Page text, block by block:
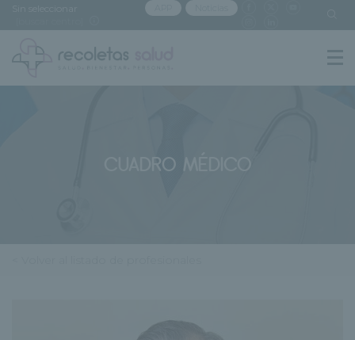
CUADRO MÉDICO